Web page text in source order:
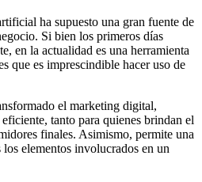
ha supuesto una gran fuente de
Si bien los primeros días
en la actualidad es una herramienta
que es imprescindible hacer uso de
el marketing digital,
tanto para quienes brindan el
finales. Asimismo, permite una
elementos involucrados en un